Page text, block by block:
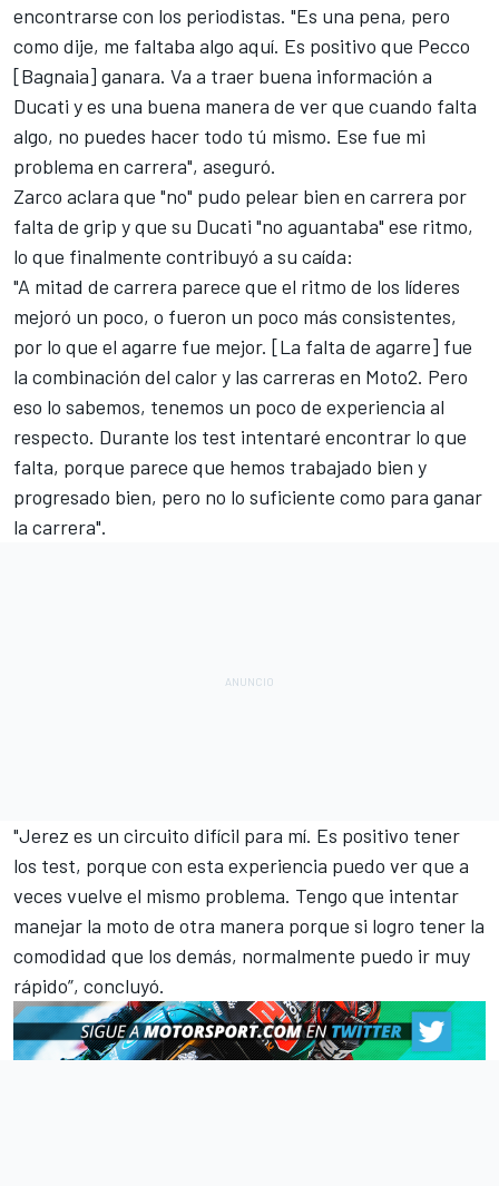
encontrarse con los periodistas. "Es una pena, pero
como dije, me faltaba algo aquí. Es positivo que Pecco
[Bagnaia] ganara. Va a traer buena información a
Ducati y es una buena manera de ver que cuando falta
algo, no puedes hacer todo tú mismo. Ese fue mi
problema en carrera", aseguró.
Zarco aclara que "no" pudo pelear bien en carrera por
falta de grip y que su Ducati "no aguantaba" ese ritmo,
lo que finalmente contribuyó a su caída:
"A mitad de carrera parece que el ritmo de los líderes
mejoró un poco, o fueron un poco más consistentes,
por lo que el agarre fue mejor. [La falta de agarre] fue
la combinación del calor y las carreras en Moto2. Pero
eso lo sabemos, tenemos un poco de experiencia al
respecto. Durante los test intentaré encontrar lo que
falta, porque parece que hemos trabajado bien y
progresado bien, pero no lo suficiente como para ganar
la carrera".
"Jerez es un circuito difícil para mí. Es positivo tener
los test, porque con esta experiencia puedo ver que a
veces vuelve el mismo problema. Tengo que intentar
manejar la moto de otra manera porque si logro tener la
comodidad que los demás, normalmente puedo ir muy
rápido”, concluyó.